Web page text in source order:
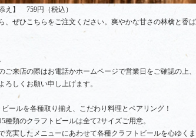
え】 759円（税込）
、ぜひこちらをご注文ください。爽やかな甘さの林檎と
ご来店の際はお電話かホームページで営業日をご確認の上
ろしくお願い申し上げます。
ールを各種取り揃え、こだわり料理とペアリング！
類のクラフトビールは全て2サイズご用意。
充実したメニューにあわせて各種クラフトビールを心ゆくま